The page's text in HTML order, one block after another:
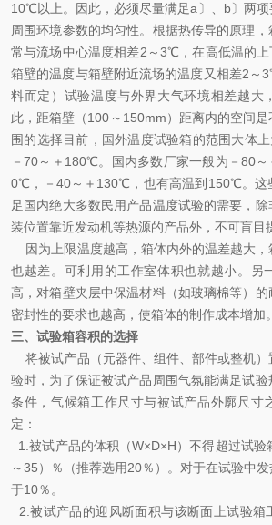
10℃以上。因此，必须尽量满足a〕、b〕两
周围环境参数的均匀性。根据热传导的原理
常与流场中心温度相差2～3℃，在高低温的上
箱壁的温度与箱壁附近流场的温度又相差2～
料而定）试验温度与外界大气环境相差越大
此，距箱壁（100～150mm）距离内的空间
围的选择目前，国外温度试验箱的范围大体
－70～＋180℃。国内多数厂家一般为－80
0℃，－40～＋130℃，也有高温到150℃。这
足国内绝大多数民用产品温度试验的需要，
装位置靠近发动机等热源的产品外，不可盲目
因为上限温度越高，箱体内外的温差越大，
也越差。可利用的工作室体积也就越小。另
高，对箱壁夹层中保温材料（如玻璃棉等）
密封性的要求也越高，使箱体的制作成本增加。
三、试验箱容积的选择
将被试产品（元器件、组件、部件或整机）
验时，为了保证被试产品周围气氛能满足试
条件，气候箱工作尺寸与被试产品外廓尺寸
定：
1.被试产品的体积（W×D×H）不得超过试验
～35）％（推荐选用20％）。对于在试验中
于10％。
2.被试产品的迎风断面积与该断面上试验箱